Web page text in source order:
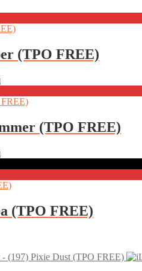
(TPO FREE)
(TPO FREE)
(TPO FREE)
- (197) Pixie Dust (TPO FREE)